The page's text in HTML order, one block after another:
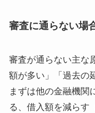
審査に通らない場
審査が通らない主な
額が多い」「過去の
まずは他の金融機関
る、借入額を減らす